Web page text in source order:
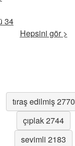
34
Hepsini gör >
tıraş edilmiş 2770
çıplak 2744
sevimli 2183